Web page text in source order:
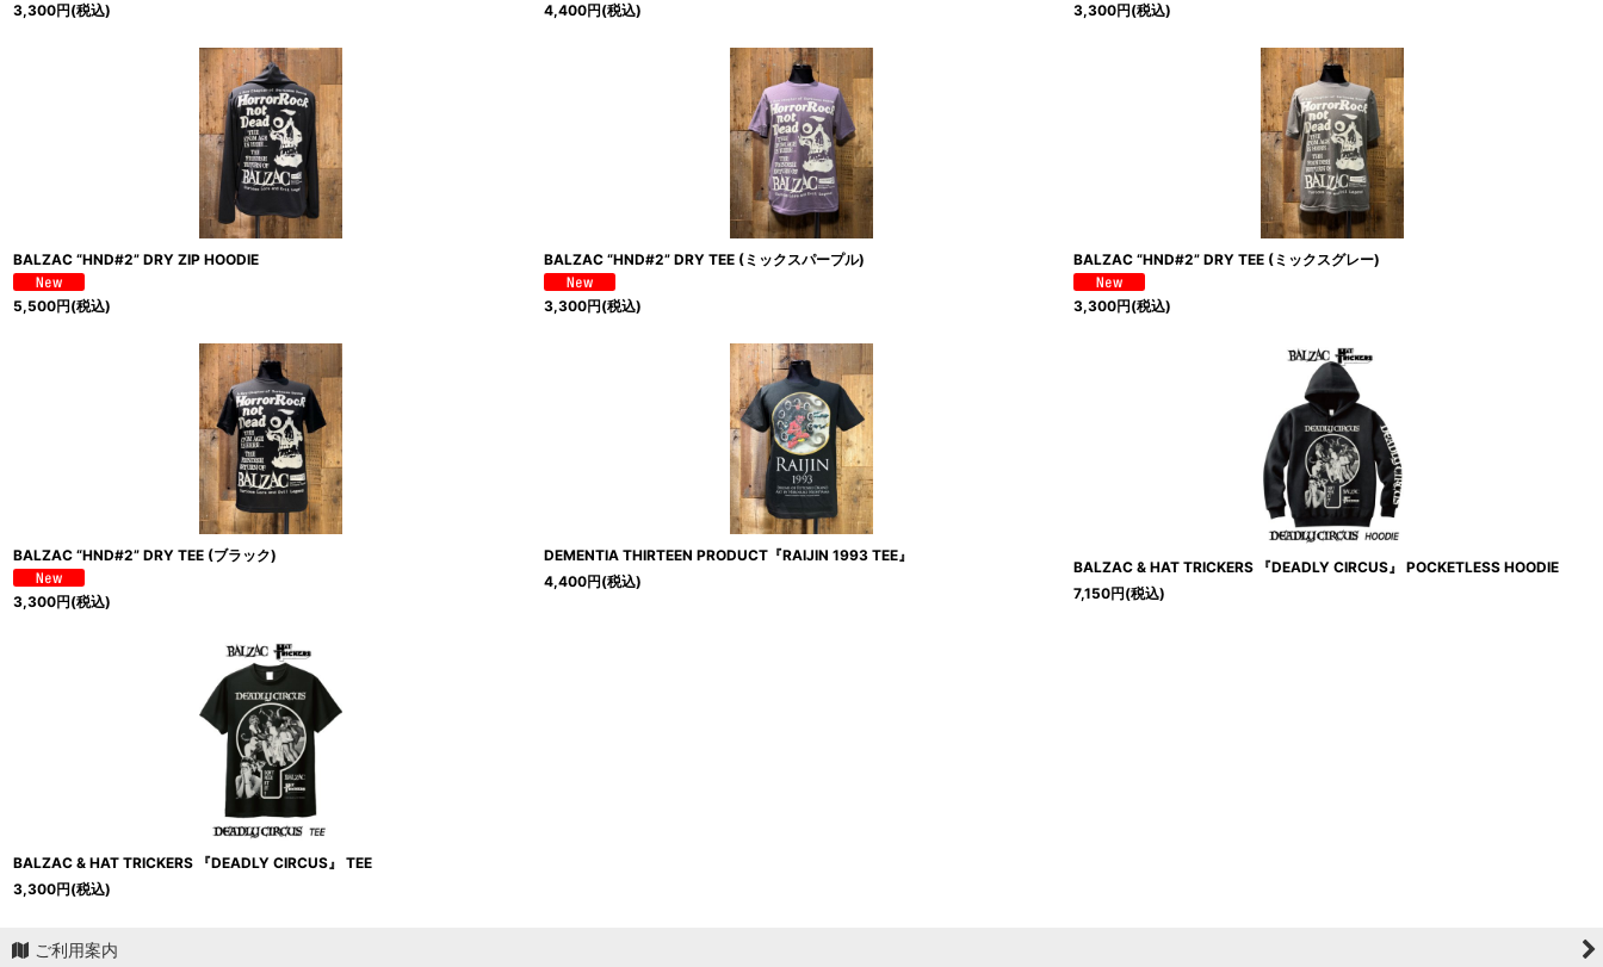
3,300円(税込) 4,400円(税込) 3,300円(税込)
BALZAC “HND#2” DRY ZIP HOODIE
5,500円(税込)
BALZAC “HND#2” DRY TEE (ミックスパープル)
3,300円(税込)
BALZAC “HND#2” DRY TEE (ミックスグレー)
3,300円(税込)
BALZAC “HND#2” DRY TEE (ブラック)
3,300円(税込)
DEMENTIA THIRTEEN PRODUCT『RAIJIN 1993 TEE』
4,400円(税込)
BALZAC & HAT TRICKERS 『DEADLY CIRCUS』 POCKETLESS HOODIE
7,150円(税込)
BALZAC & HAT TRICKERS 『DEADLY CIRCUS』 TEE
3,300円(税込)
ご利用案内